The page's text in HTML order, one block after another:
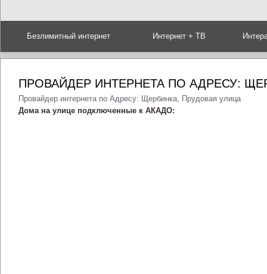
Безлимитный интернет Интернет + ТВ
ПРОВАЙДЕР ИНТЕРНЕТА ПО АДРЕСУ:
Провайдер интернета по Адресу: Щербинка, Прудовая улица
Дома на улице подключенные к АКАДО: